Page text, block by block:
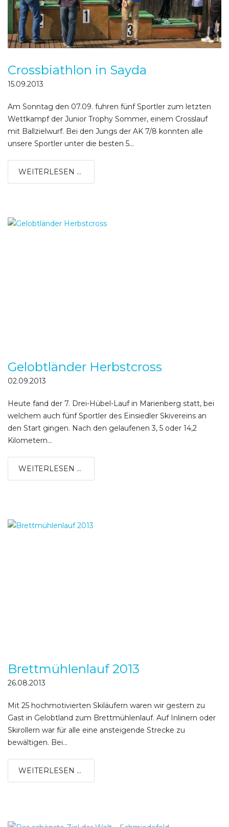
Crossbiathlon in Sayda
15.09.2013
Am Sonntag den 07.09. fuhren fünf Sportler zum letzten
Wettkampf der Junior Trophy Sommer, einem Crosslauf
mit Ballzielwurf. Bei den Jungs der AK 7/8 konnten alle
unsere Sportler unter die besten 5...
WEITERLESEN ...
Gelobtländer Herbstcross
02.09.2013
Heute fand der 7. Drei-Hübel-Lauf in Marienberg statt, bei
welchem auch fünf Sportler des Einsiedler Skivereins an
den Start gingen. Nach den gelaufenen 3, 5 oder 14,2
Kilometern...
WEITERLESEN ...
Brettmühlenlauf 2013
26.08.2013
Mit 25 hochmotivierten Skiläufern waren wir gestern zu
Gast in Gelobtland zum Brettmühlenlauf. Auf Inlinern oder
Skirollern war für alle eine ansteigende Strecke zu
bewältigen. Bei...
WEITERLESEN ...